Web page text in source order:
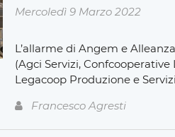
Mercoledì 9 Marzo 2022
L’allarme di Angem e
(Agci Servizi, Confcooperative
Legacoop Produzione e
Francesco Agresti